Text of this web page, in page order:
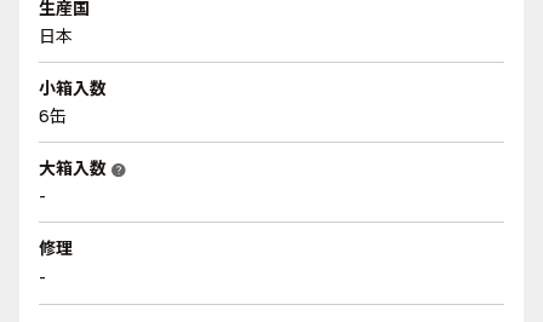
生産国
日本
小箱入数
6缶
大箱入数 help
-
修理
-